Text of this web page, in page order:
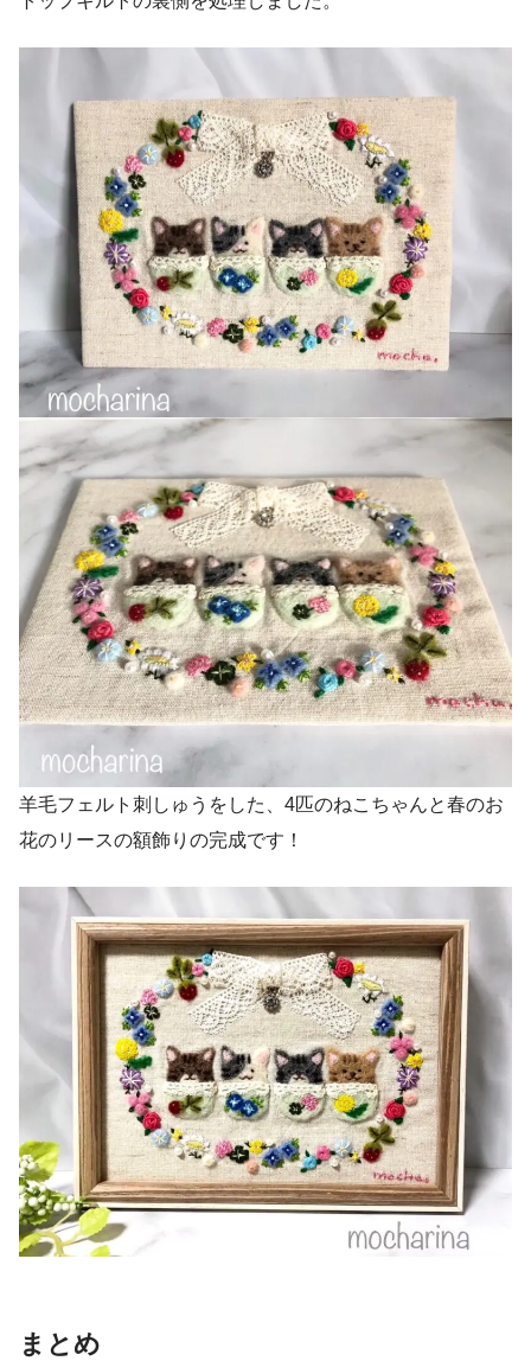
羊毛フェルト刺しゅうをした、4匹のねこちゃんと春のお
花のリースの額飾りの完成です！
まとめ